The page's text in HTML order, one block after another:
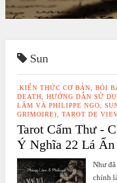
Sun
.KIẾN THỨC CƠ BẢN, BÓI
DEATH, HƯỚNG DẪN SỬ
LÂM VÀ PHILIPPE NGO,
GRIMOIRE), TAROT DE
Tarot Cấm Thư -
Ý Nghĩa 22 Lá
Như
chính